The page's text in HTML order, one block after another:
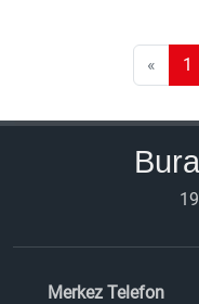
« 1
Merkez Telefon